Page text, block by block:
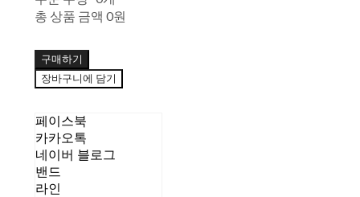
총 상품 금액 0원
구매하기
장바구니에 담기
페이스북
카카오톡
네이버 블로그
밴드
라인